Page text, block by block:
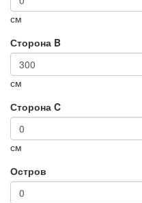
см
Сторона B
см
Сторона C
см
Остров